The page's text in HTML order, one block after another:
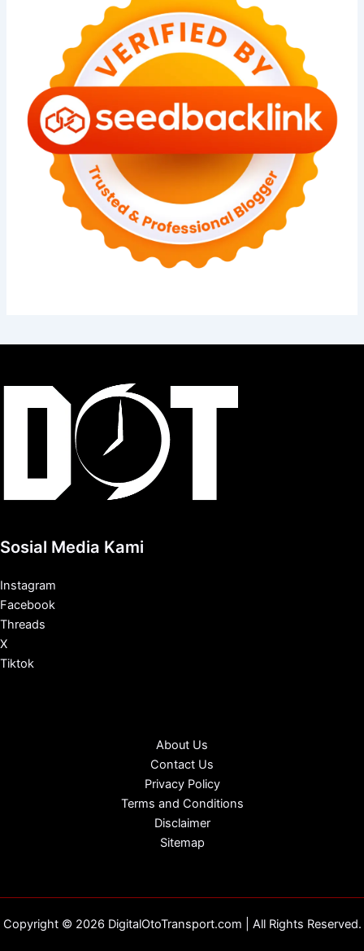
Sosial Media Kami
Instagram
Facebook
Threads
X
Tiktok
About Us
Contact Us
Privacy Policy
Terms and Conditions
Disclaimer
Sitemap
Copyright © 2026 DigitalOtoTransport.com | All Rights Reserved.